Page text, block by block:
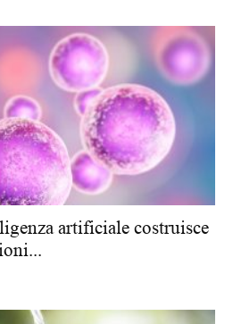
artificiale costruisce